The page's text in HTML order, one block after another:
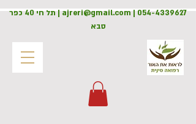
ajreri@gmail.com|054-4339627
| תל חי 40 כפר
סבא